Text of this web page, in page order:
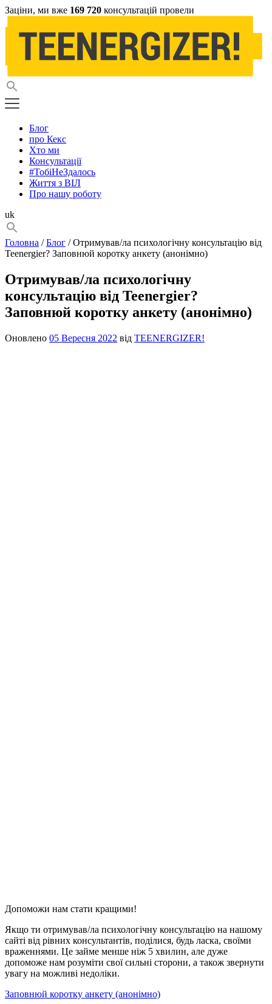
Заціни, ми вже 169 720 консультацій провели
Блог
про Кекс
Хто ми
Консультації
#ТобіНеЗдалось
Життя з ВІЛ
Про нашу роботу
uk
Головна /Блог / Отримував/ла психологічну консультацію від
Teenergier? Заповнюй коротку анкету (анонімно)
Отримував/ла психологічну
консультацію від Teenergier?
Заповнюй коротку анкету (анонімно)
Оновлено 05 Вересня 2022 від TEENERGIZER!
Допоможи нам стати кращими!
Якщо ти отримував/ла психологічну консультацію на нашому
сайті від рівних консультантів, поділися, будь ласка, своїми
враженнями. Це займе менше ніж 5 хвилин, але дуже
допоможе нам розуміти свої сильні сторони, а також звернути
увагу на можливі недоліки.
Заповнюй коротку анкету (анонімно)